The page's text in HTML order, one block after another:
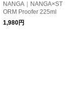
NANGA｜NANGA×ST
ORM Proofer 225ml
1,980円